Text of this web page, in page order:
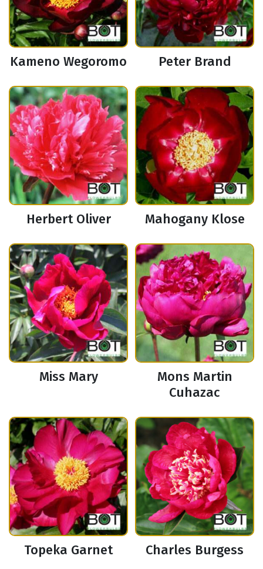
Kameno Wegoromo Peter Brand
Herbert Oliver Mahogany Klose
Miss Mary
Mons Martin
Cuhazac
Topeka Garnet Charles Burgess